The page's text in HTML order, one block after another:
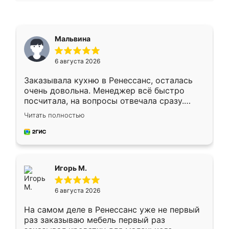
Мальвина
6 августа 2026
Заказывала кухню в Ренессанс, осталась
очень довольна. Менеджер всё быстро
посчитала, на вопросы отвечала сразу.
Замерщик приехал в субботу, подошёл к
делу со всей ответственностью. Собрали
за день, ребята работали аккуратно, даже
Читать полностью
Игорь М.
6 августа 2026
На самом деле в Ренессанс уже не первый
раз заказываю мебель первый раз